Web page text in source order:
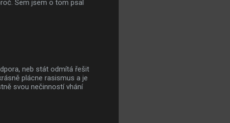
Sem jsem o tom psal
neb stát odmítá řešit
plácne rasismus a je
svou nečinností vhání